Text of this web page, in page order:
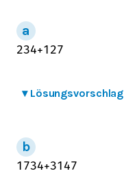
234+1 27
▾ Lösungsvorschlag
1734+31 47